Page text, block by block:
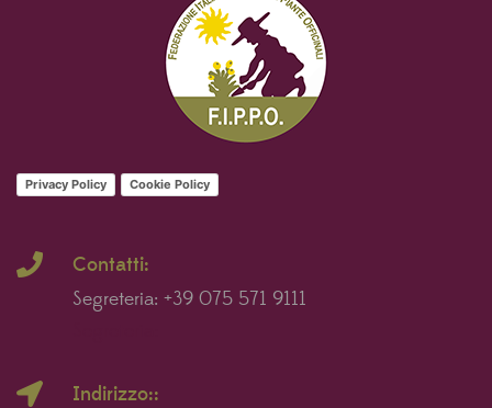
Privacy Policy Cookie Policy
Contatti:
Segreteria: +39 075 571 9111
Indirizzo::